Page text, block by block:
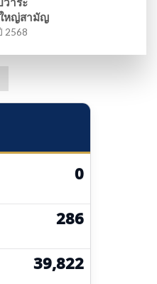
หญ่สามัญ
2568
0
286
39,822